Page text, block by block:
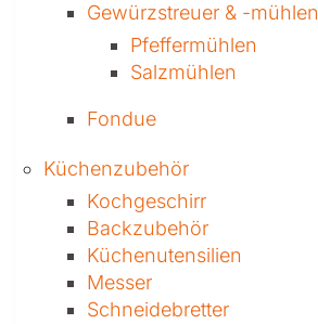
Gewürzstreuer­ & -mühlen
Pfeffermühlen
Salzmühlen
Fondue
Küchenzubehör
Kochgeschirr
Backzubehör
Küchenutensilien
Messer
Schneidebretter